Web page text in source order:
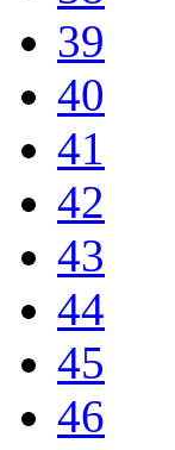
39
40
41
42
43
44
45
46